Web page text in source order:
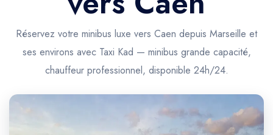
Trajet Gare SNCF
Trajet Port croisière
Trajet Séminaire
Trajet Longue Distance
Réservation
Actualités & évènements
Contactez-nous
Réservez votre minibus luxe vers Caen depuis Marseille et
ses environs avec Taxi Kad — minibus grande capacité,
chauffeur professionnel, disponible 24h/24.